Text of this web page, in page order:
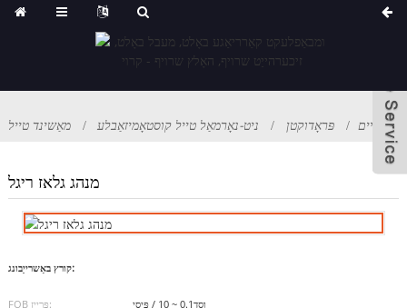
היים פּראָדוקטן ניט-נאָרמאַל טייל קוסטאָמיזאַבלע מאַשינד טייל
מנהג גלאז ריגל
קורץ באַשרייַבונג:
FOB פּרייַז:
וסד0.1 ~ 10 / פּיסי